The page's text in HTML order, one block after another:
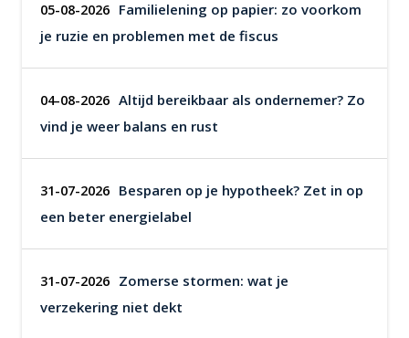
05-08-2026 Familielening op papier: zo voorkom
je ruzie en problemen met de fiscus
04-08-2026 Altijd bereikbaar als ondernemer? Zo
vind je weer balans en rust
31-07-2026 Besparen op je hypotheek? Zet in op
een beter energielabel
31-07-2026 Zomerse stormen: wat je
verzekering niet dekt